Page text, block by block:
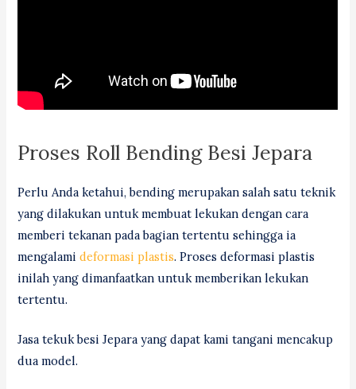
Proses Roll Bending Besi Jepara
Perlu Anda ketahui, bending merupakan salah satu teknik
yang dilakukan untuk membuat lekukan dengan cara
memberi tekanan pada bagian tertentu sehingga ia
mengalamideformasi plastis. Proses deformasi plastis
inilah yang dimanfaatkan untuk memberikan lekukan
tertentu.
Jasa tekuk besi Jepara yang dapat kami tangani mencakup
dua model.